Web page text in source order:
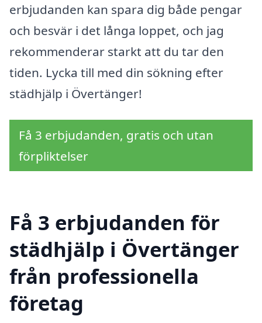
erbjudanden kan spara dig både pengar
och besvär i det långa loppet, och jag
rekommenderar starkt att du tar den
tiden. Lycka till med din sökning efter
städhjälp i Övertänger!
Få 3 erbjudanden, gratis och utan
förpliktelser
Få 3 erbjudanden för
städhjälp i Övertänger
från professionella
företag